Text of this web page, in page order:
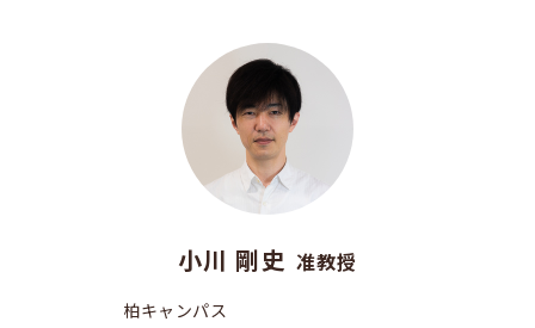
小川 剛史 准教授
柏キャンパス